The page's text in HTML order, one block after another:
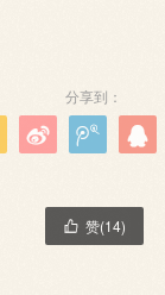
分享到：
  
 赞(14)